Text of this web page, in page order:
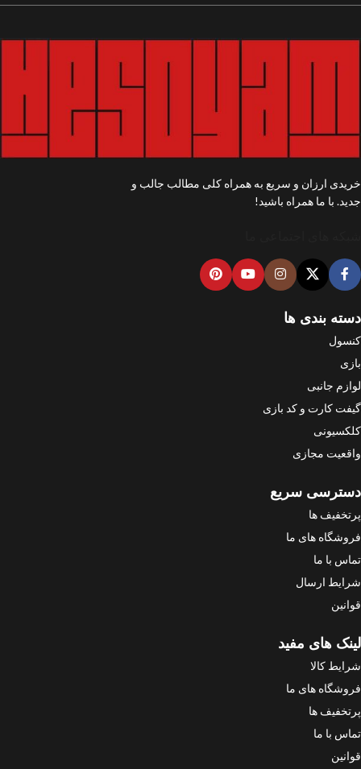
خریدی ارزان و سریع به همراه کلی مطالب جالب و
جدید. با ما همراه باشید!
دسته بندی ها
کنسول
بازی
لوازم جانبی
گیفت کارت و کد بازی
کلکسیونی
واقعیت مجازی
دسترسی سریع
پرتخفیف ها
فروشگاه های ما
تماس با ما
شرایط ارسال
قوانین
لینک های مفید
شرایط کالا
فروشگاه های ما
پرتخفیف ها
تماس با ما
قوانین